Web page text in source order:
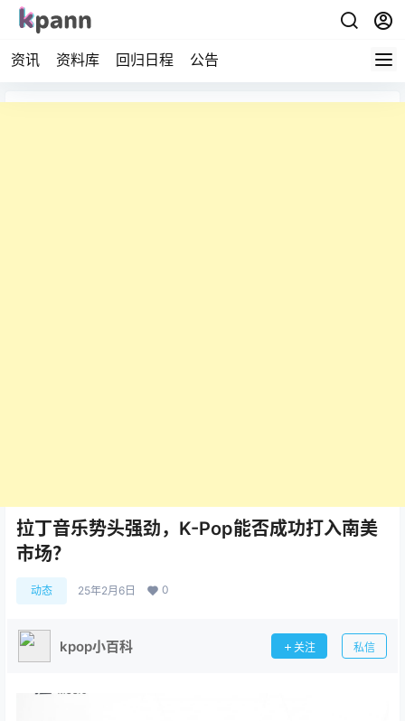
资讯 资料库 回归日程 公告
拉丁音乐势头强劲，K-Pop能否成功打入南美
市场？
动态 25年2月6日 0
kpop小百科 关注 私信